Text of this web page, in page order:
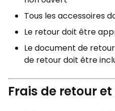
Tous les accessoires
Le retour doit être
Le document de
de retour doit être
Frais de retour